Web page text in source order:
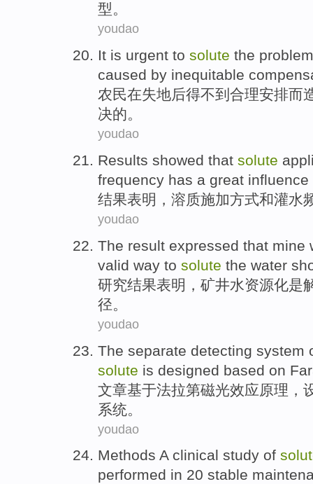
型。
youdao
It is urgent to solute the
caused by inequitable
农民在失地后得不到合理安排而
决的。
youdao
Results showed that solute
frequency has a great influence
结果表明 ， 溶质施加方式和灌水
youdao
The result expressed that mine
valid way to solute the water
研究结果表明 ， 矿井水资源化是
径。
youdao
The separate detecting system
solute is designed based on
文章基于法拉第磁光效应原理 ，
系统 。
youdao
Methods A clinical study of
performed in 20 stable